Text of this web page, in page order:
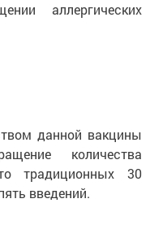
аллергических
данной вакцины
количества
традиционных 30
введений.